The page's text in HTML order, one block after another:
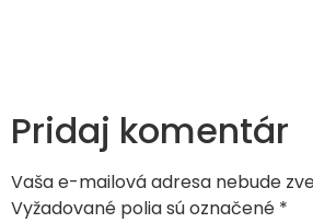
Pridaj komentár
Vaša e-mailová adresa nebude
Vyžadované polia sú označené *